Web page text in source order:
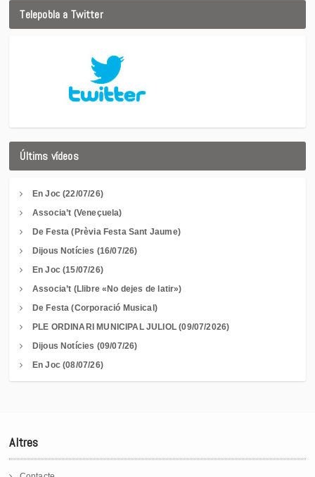
Telepobla a Twitter
Últims vídeos
En Joc (22/07/26)
Associa’t (Veneçuela)
De Festa (Prèvia Festa Sant Jaume)
Dijous Notícies (16/07/26)
En Joc (15/07/26)
Associa’t (Llibre «No dejes de latir»)
De Festa (Corporació Musical)
PLE ORDINARI MUNICIPAL JULIOL (09/07/2026)
Dijous Notícies (09/07/26)
En Joc (08/07/26)
Altres